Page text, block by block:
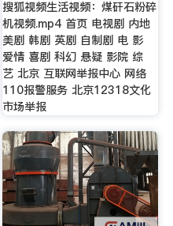
搜狐视频生活视频：煤矸石粉碎
机视频.mp4 首页 电视剧 内地
美剧 韩剧 英剧 自制剧 电 影
爱情 喜剧 科幻 悬疑 影院 综
艺 北京 互联网举报中心 网络
110报警服务 北京12318文化
市场举报